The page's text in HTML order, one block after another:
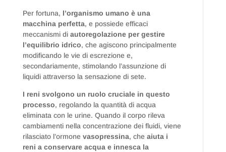
Per fortuna, l’organismo umano è una
macchina perfetta, e possiede efficaci
meccanismi di autoregolazione per gestire
l’equilibrio idrico, che agiscono principalmente
modificando le vie di escrezione e,
secondariamente, stimolando l’assunzione di
liquidi attraverso la sensazione di sete.
I reni svolgono un ruolo cruciale in questo
processo, regolando la quantità di acqua
eliminata con le urine. Quando il corpo rileva
cambiamenti nella concentrazione dei fluidi, viene
rilasciato l’ormone vasopressina, che aiuta i
reni a conservare acqua e innesca la